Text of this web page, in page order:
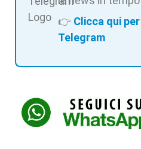
👉 Clicca qui
Telegram